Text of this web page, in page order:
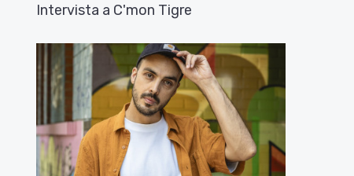
Intervista a C'mon Tigre